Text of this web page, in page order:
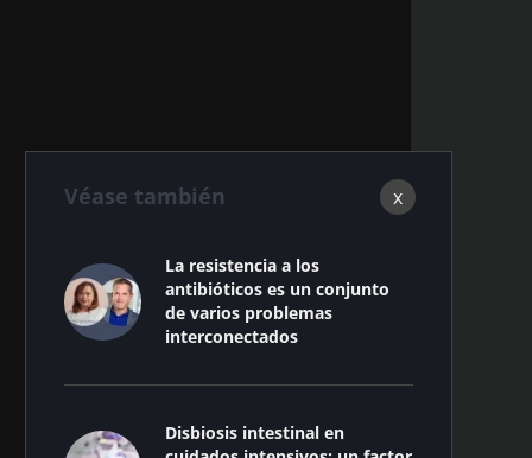
x
Véase también
La resistencia a los
antibióticos es un conjunto
de varios problemas
interconectados
Disbiosis intestinal en